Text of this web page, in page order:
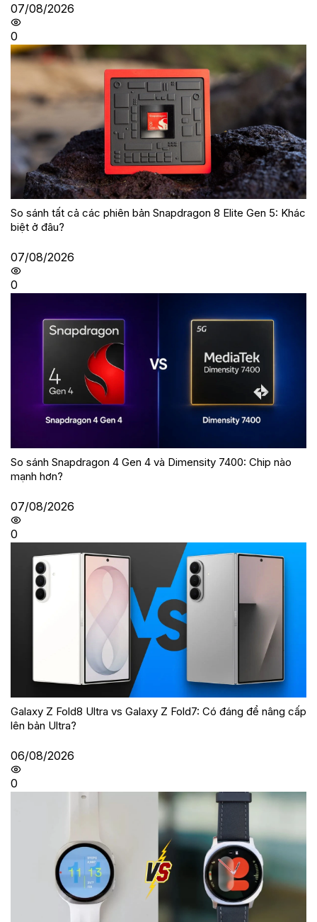
07/08/2026
0
So sánh tất cả các phiên bản Snapdragon 8 Elite Gen 5: Khác
biệt ở đâu?
07/08/2026
0
So sánh Snapdragon 4 Gen 4 và Dimensity 7400: Chip nào
mạnh hơn?
07/08/2026
0
Galaxy Z Fold8 Ultra vs Galaxy Z Fold7: Có đáng để nâng cấp
lên bản Ultra?
06/08/2026
0